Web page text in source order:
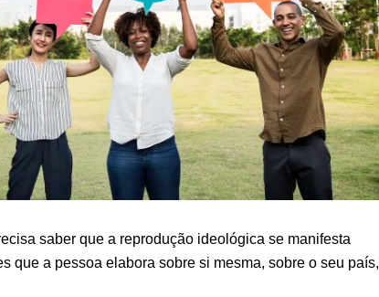
saber que a reprodução ideológica se manifesta
que a pessoa elabora sobre si mesma, sobre o seu país,